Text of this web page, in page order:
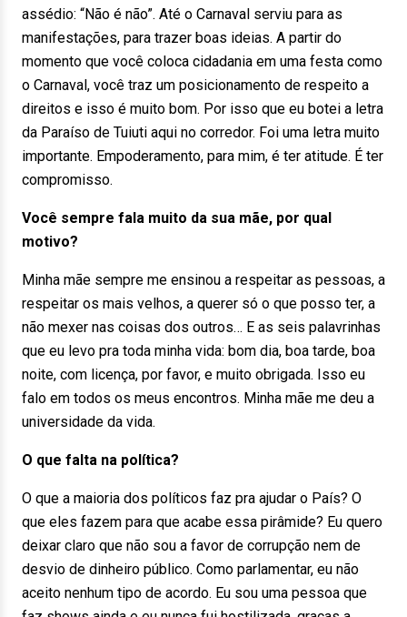
assédio: “Não é não”. Até o Carnaval serviu para as
manifestações, para trazer boas ideias. A partir do
momento que você coloca cidadania em uma festa como
o Carnaval, você traz um posicionamento de respeito a
direitos e isso é muito bom. Por isso que eu botei a letra
da Paraíso de Tuiuti aqui no corredor. Foi uma letra muito
importante. Empoderamento, para mim, é ter atitude. É ter
compromisso.
Você sempre fala muito da sua mãe, por qual
motivo?
Minha mãe sempre me ensinou a respeitar as pessoas, a
respeitar os mais velhos, a querer só o que posso ter, a
não mexer nas coisas dos outros… E as seis palavrinhas
que eu levo pra toda minha vida: bom dia, boa tarde, boa
noite, com licença, por favor, e muito obrigada. Isso eu
falo em todos os meus encontros. Minha mãe me deu a
universidade da vida.
O que falta na política?
O que a maioria dos políticos faz pra ajudar o País? O
que eles fazem para que acabe essa pirâmide? Eu quero
deixar claro que não sou a favor de corrupção nem de
desvio de dinheiro público. Como parlamentar, eu não
aceito nenhum tipo de acordo. Eu sou uma pessoa que